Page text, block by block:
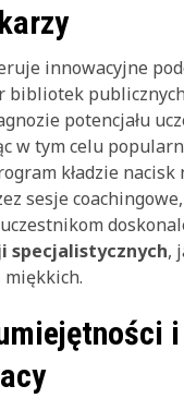
innowacyjne
bibliotek
potencjału
w tym celu
kładzie
sesje
specjalistycznych,
i